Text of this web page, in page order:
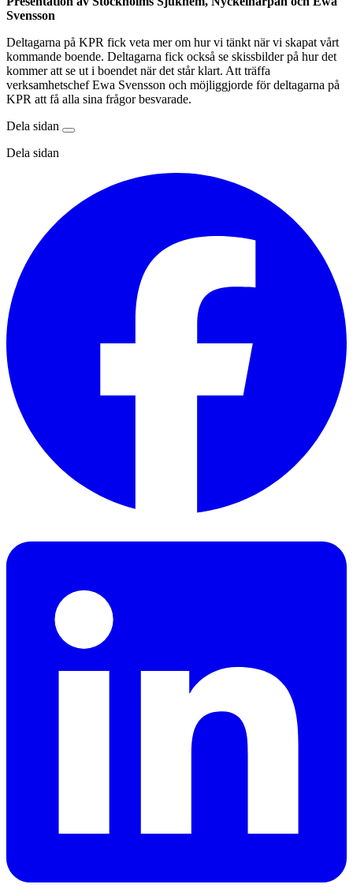
Svensson
Deltagarna på KPR fick veta mer om hur vi tänkt när vi skapat vårt
kommande boende. Deltagarna fick också se skissbilder på hur det
kommer att se ut i boendet när det står klart. Att träffa
verksamhetschef Ewa Svensson och möjliggjorde för deltagarna på
KPR att få alla sina frågor besvarade.
Dela sidan
Dela sidan